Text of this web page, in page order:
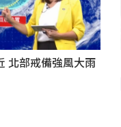
北部戒備強風大雨